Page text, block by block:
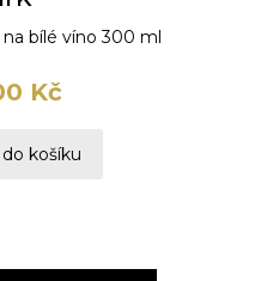
bílé víno 300 ml
Kč
košíku